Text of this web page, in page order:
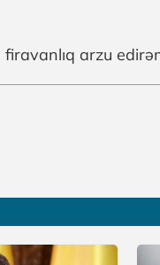
firavanlıq arzu